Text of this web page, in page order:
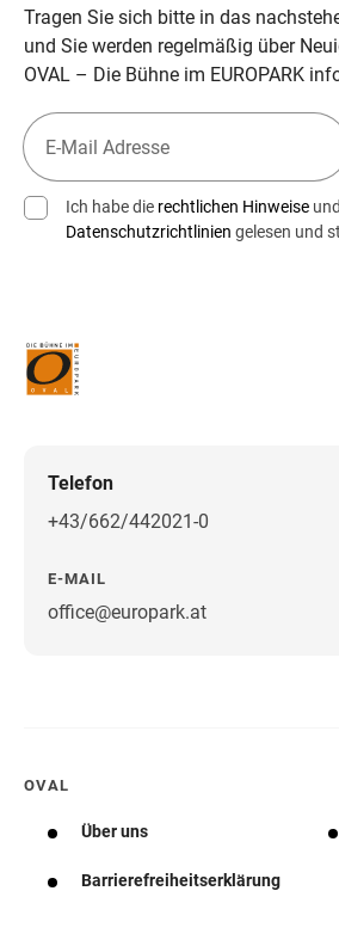
Tragen Sie sich bitte in das
und Sie werden regelmäßig über
OVAL – Die Bühne im EUROPARK
Ich habe die rechtlichen Hinweise
Datenschutzrichtlinien gelesen und
Telefon
+43/662/442021-0
E-MAIL
office@europark.atWegbeschreibung
OVAL
Über uns
Barrierefreiheitserklärung